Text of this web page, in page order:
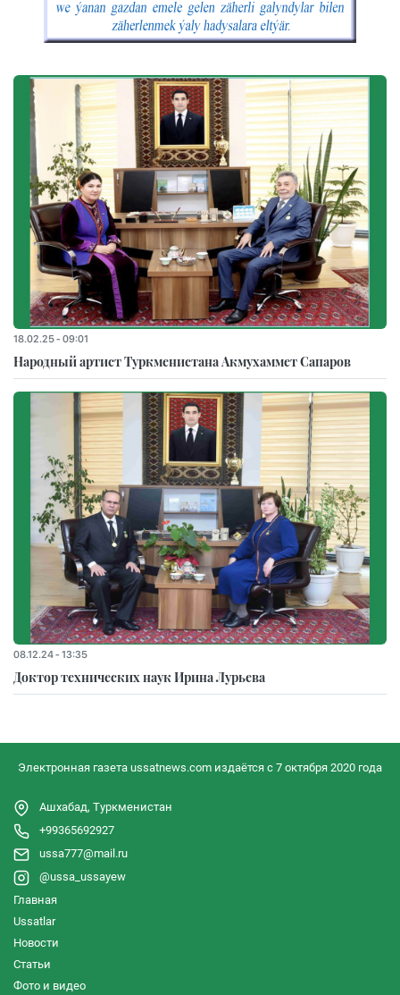
18.02.25 - 09:01
Народный артист Туркменистана Акмухаммет Сапаров
08.12.24 - 13:35
Доктор технических наук Ирина Лурьева
Электронная газета ussatnews.com издаётся с 7 октября 2020 года
Ашхабад, Туркменистан
+99365692927
ussa777@mail.ru
@ussa_ussayew
Главная
Ussatlar
Новости
Статьи
Фото и видео